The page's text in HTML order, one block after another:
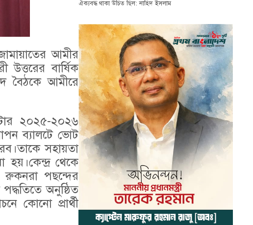
আমীর
উত্তরের বার্ষিক
বৈঠকে আমীরে
২০২৫-২০২৬
ব্যালটে ভোট
সহায়তা
থেকে
রুকনরা পছন্দের
অনুষ্ঠিত
কোনো প্রার্থী
ঐক্যবদ্ধ থাকা উচিত ছিল: নাহিদ ইসলাম